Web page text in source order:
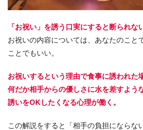
「お祝い」を誘う口実にすると断られな
お祝いの内容については、あなたのこと
ことでもいい。
お祝いするという理由で食事に誘われた
何だか相手からの優しさに水を差すよう
誘いをOKしたくなる心理が働く。
この解説をすると「相手の負担にならな